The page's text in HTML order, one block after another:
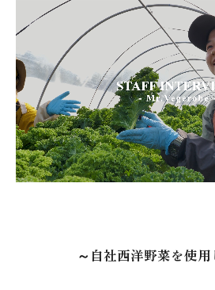
～自社西洋野菜を使用